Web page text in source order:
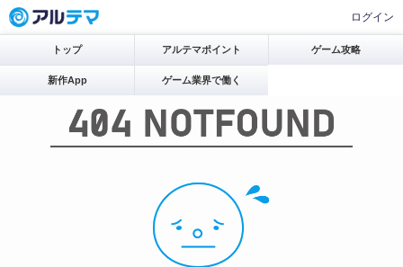
ログイン
トップ アルテマポイント ゲーム攻略
新作App ゲーム業界で働く